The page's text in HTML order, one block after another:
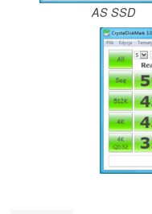
AS SSD